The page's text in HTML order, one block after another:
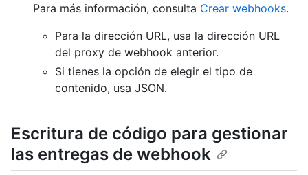
Para más información, consulta Crear webhooks.
Para la dirección URL, usa la dirección URL
del proxy de webhook anterior.
Si tienes la opción de elegir el tipo de
contenido, usa JSON.
Escritura de código para gestionar
las entregas de webhook